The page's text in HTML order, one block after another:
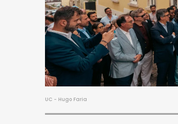
UC - Hugo Faria